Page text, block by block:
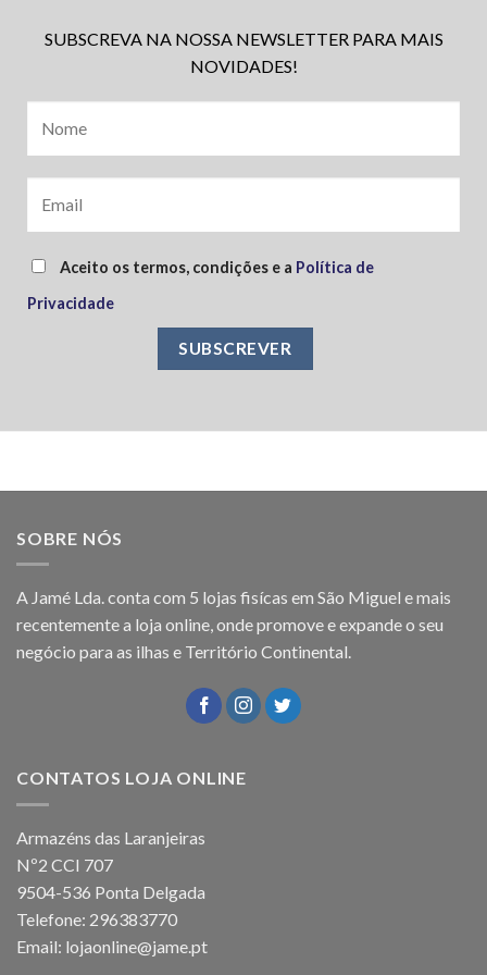
SUBSCREVA NA NOSSA NEWSLETTER PARA MAIS
NOVIDADES!
Aceito os termos, condições e a Política de
Privacidade
SOBRE NÓS
A Jamé Lda. conta com 5 lojas fisícas em São Miguel e mais
recentemente a loja online, onde promove e expande o seu
negócio para as ilhas e Território Continental.
CONTATOS LOJA ONLINE
Armazéns das Laranjeiras
Nº2 CCI 707
9504-536 Ponta Delgada
Telefone: 296383770
Email: lojaonline@jame.pt